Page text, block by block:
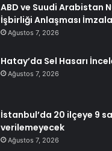
ABD ve Suudi Arabistan
İşbirliği Anlaşması
Ağustos 7, 2026
Hatay’da Sel Hasarı
Ağustos 7, 2026
İstanbul’da 20 ilçeye 9
verilemeyecek
Ağustos 7, 2026